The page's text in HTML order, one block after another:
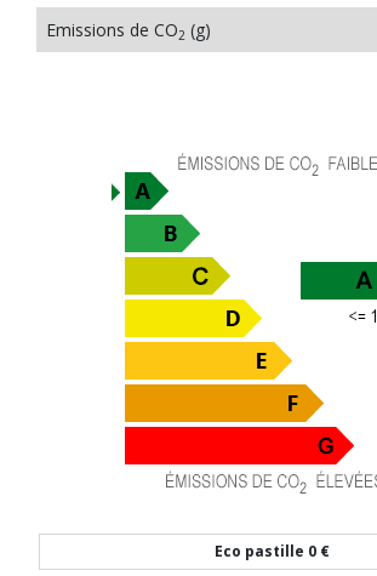
Emissions de CO2 (g)
Eco pastille 0 €